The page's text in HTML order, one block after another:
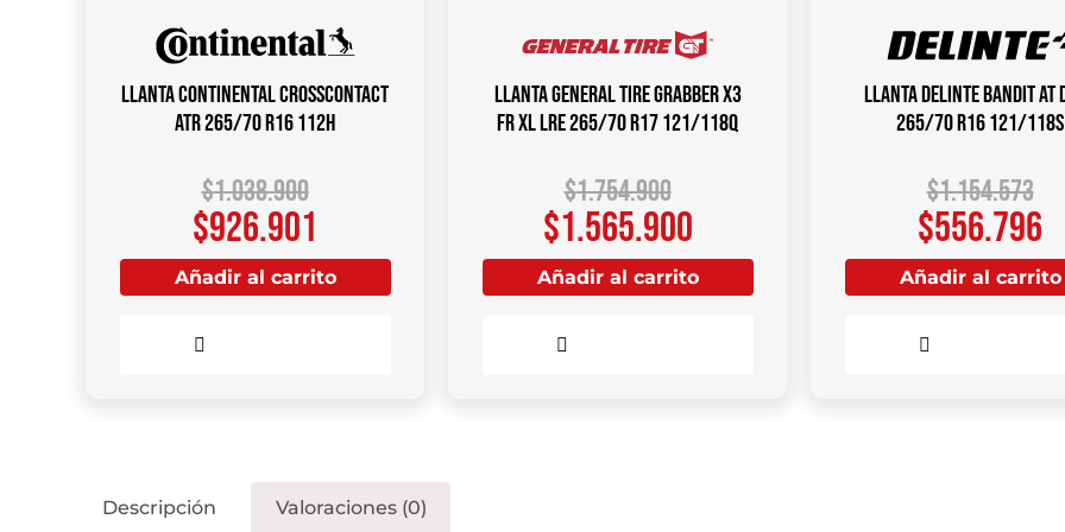
Llanta CONTINENTAL CrossContact
ATR 265/70 R16 112H
$1.038.900
$926.901
Añadir al carrito
Llanta GENERAL TIRE Grabber X3
FR XL LRE 265/70 R17 121/118Q
$1.754.900
$1.565.900
Añadir al carrito
Llanta DELINTE Bandit AT
265/70 R16 121/118S
$1.154.573
$556.796
Añadir al carrito
Descripción Valoraciones (0)